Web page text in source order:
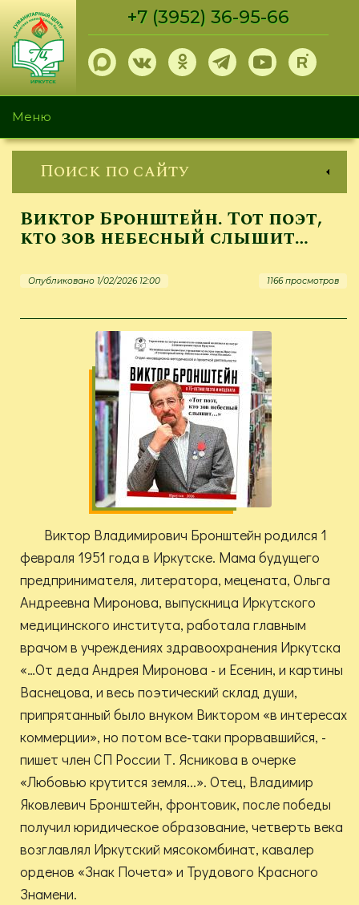
Перейти
основному
содержанию
+7 (3952) 36-95-66
Меню
Поиск по сайту
Виктор Бронштейн. Тот поэт,
кто зов небесный слышит…
Опубликовано 1/02/2026 12:00 1166 просмотров
Виктор Владимирович Бронштейн родился 1
февраля 1951 года в Иркутске. Мама будущего
предпринимателя, литератора, мецената, Ольга
Андреевна Миронова, выпускница Иркутского
медицинского института, работала главным
врачом в учреждениях здравоохранения Иркутска
«…От деда Андрея Миронова - и Есенин, и картины
Васнецова, и весь поэтический склад души,
припрятанный было внуком Виктором «в интересах
коммерции», но потом все-таки прорвавшийся, -
пишет член СП России Т. Ясникова в очерке
«Любовью крутится земля...». Отец, Владимир
Яковлевич Бронштейн, фронтовик, после победы
получил юридическое образование, четверть века
возглавлял Иркутский мясокомбинат, кавалер
орденов «Знак Почета» и Трудового Красного
Знамени.